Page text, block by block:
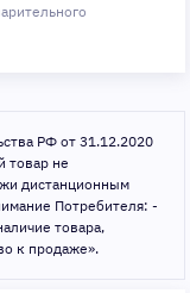
РФ от 31.12.2020
товар не
дистанционным
Потребителя: -
товара,
к продаже».